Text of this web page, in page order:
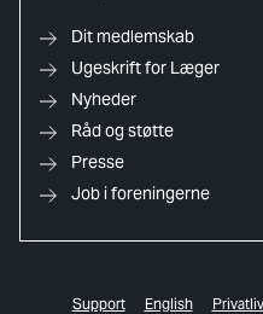
Dit medlemskab
Ugeskrift for Læger
Nyheder
Råd og støtte
Presse
Job i foreningerne
Support English